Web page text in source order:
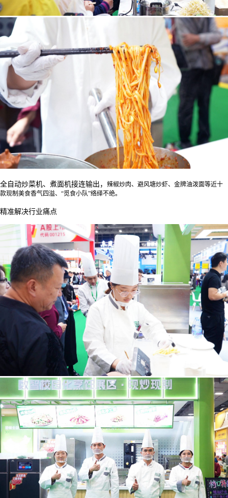
全自动炒菜机、煮面机接连输出， 辣椒炒肉、避风塘炒虾、金牌油泼面等近十
款现制美食香气四溢、 “觅食小队”络绎不绝。
精准解决行业痛点